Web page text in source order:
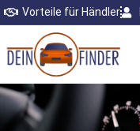
Vorteile für Händler